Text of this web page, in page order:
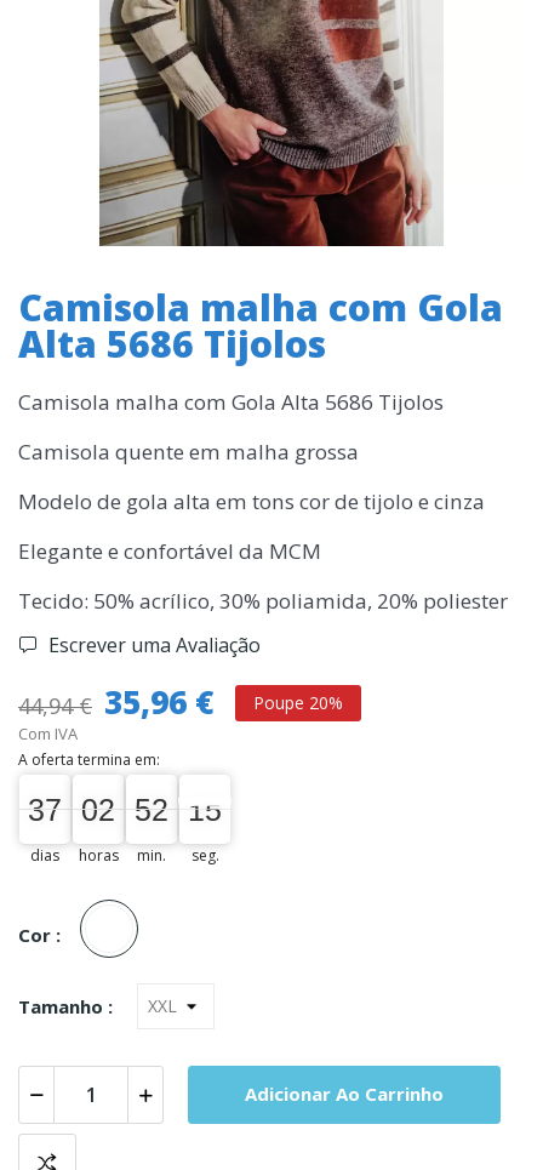
Camisola malha com Gola
Alta 5686 Tijolos
Camisola malha com Gola Alta 5686 Tijolos
Camisola quente em malha grossa
Modelo de gola alta em tons cor de tijolo e cinza
Elegante e confortável da MCM
Tecido: 50% acrílico, 30% poliamida, 20% poliester
Escrever uma Avaliação
44,94 € 35,96 € Poupe 20%
Com IVA
A oferta termina em:
37
37
00
dias
02
02
00
horas
52
52
00
min.
14
14
15
seg.
Cor :
Unica
Tamanho :
Adicionar Ao Carrinho